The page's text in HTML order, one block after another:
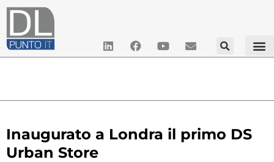
Inaugurato a Londra il primo DS
Urban Store